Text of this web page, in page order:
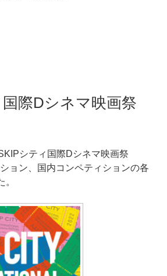
際Dシネマ映画祭
シティ国際Dシネマ映画祭
ョン、国内コンペティションの各